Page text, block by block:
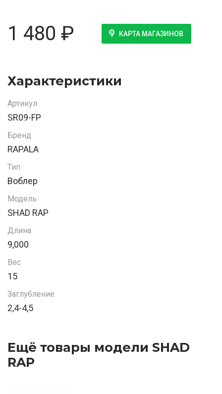
1 480 ₽ КАРТА МАГАЗИНОВ
Характеристики
Артикул
SR09-FP
Бренд
RAPALA
Тип
Воблер
Модель
SHAD RAP
Длина
9,000
Вес
15
Заглубление
2,4-4,5
Ещё товары модели SHAD
RAP